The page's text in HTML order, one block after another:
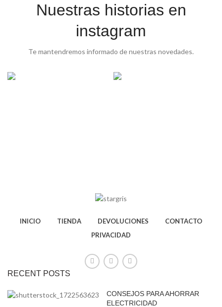
Nuestras historias en
instagram
Te mantendremos informado de nuestras novedades.
INICIO TIENDA DEVOLUCIONES
CONTACTO
PRIVACIDAD
RECENT POSTS
CONSEJOS PARA AHORRAR
ELECTRICIDAD